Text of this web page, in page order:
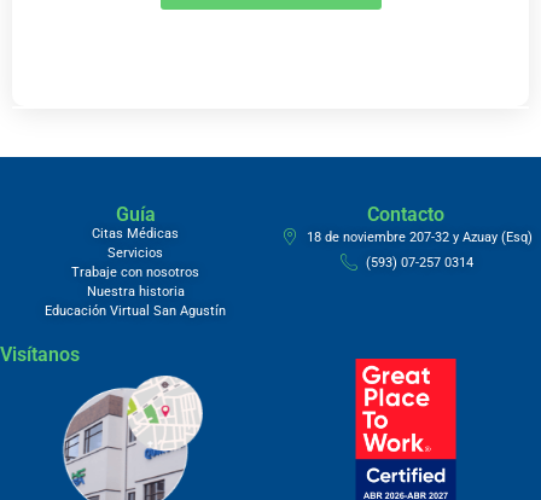
Guía
Citas Médicas
Servicios
Trabaje con nosotros
Nuestra historia
Educación Virtual San Agustín
Contacto
18 de noviembre 207-32 y Azuay (Esq)
(593) 07-257 0314
Visítanos